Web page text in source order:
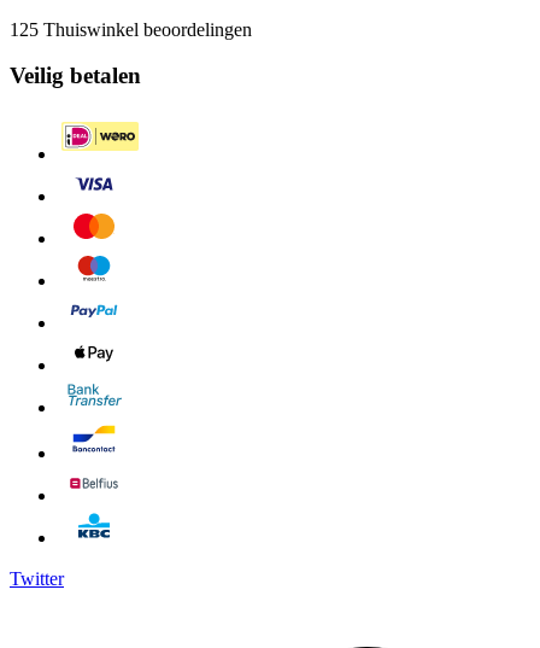
125 Thuiswinkel beoordelingen
Veilig betalen
Twitter